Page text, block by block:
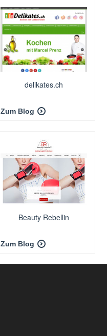
delikates.ch
Zum Blog
Beauty Rebellin
Zum Blog